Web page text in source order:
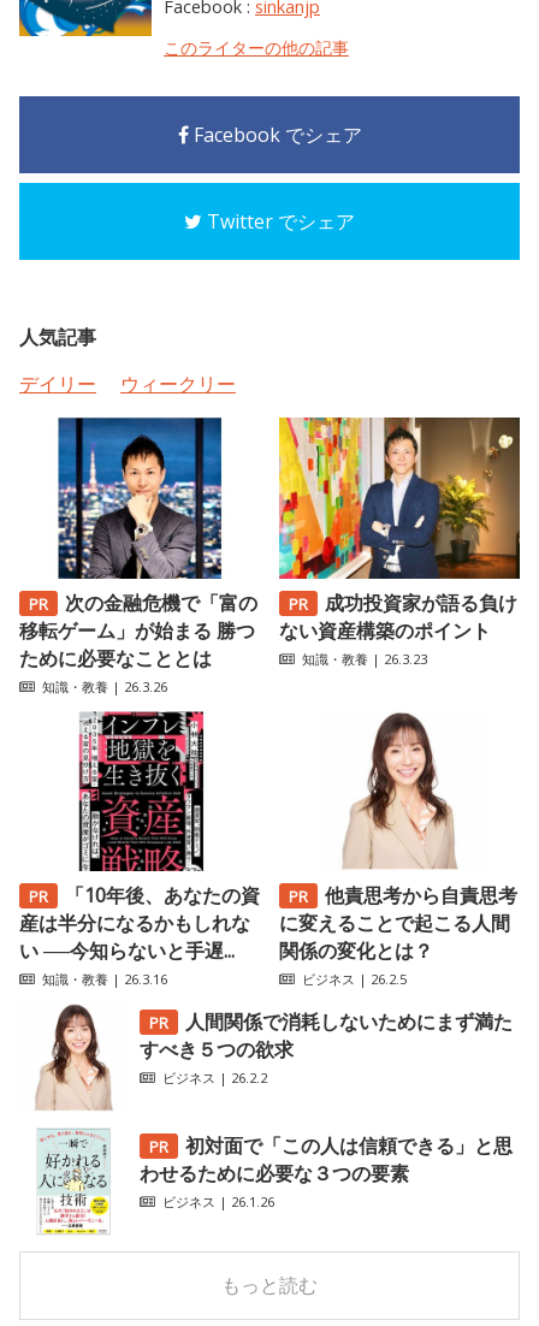
Facebook : sinkanjp
このライターの他の記事
Facebook でシェア
Twitter でシェア
人気記事
デイリー
ウィークリー
次の金融危機で「富の
移転ゲーム」が始まる 勝つ
ために必要なこととは
知識・教養 | 26.3.26
成功投資家が語る負け
ない資産構築のポイント
知識・教養 | 26.3.23
「10年後、あなたの資
産は半分になるかもしれな
い ──今知らないと手遅...
知識・教養 | 26.3.16
他責思考から自責思考
に変えることで起こる人間
関係の変化とは？
ビジネス | 26.2.5
人間関係で消耗しないためにまず満た
すべき５つの欲求
ビジネス | 26.2.2
初対面で「この人は信頼できる」と思
わせるために必要な３つの要素
ビジネス | 26.1.26
もっと読む